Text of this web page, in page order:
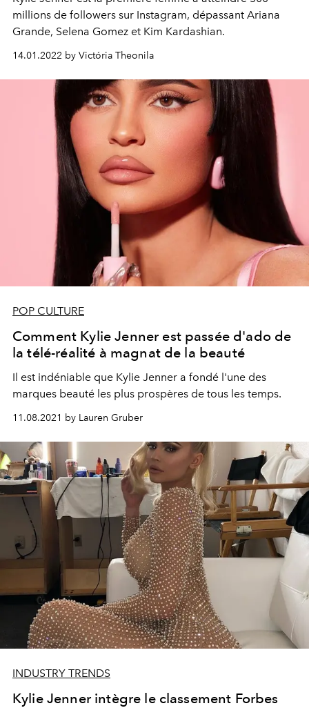
millions de followers sur Instagram, dépassant Ariana
Grande, Selena Gomez et Kim Kardashian.
14.01.2022 by Victória Theonila
POP CULTURE
Comment Kylie Jenner est passée d'ado de
la télé-réalité à magnat de la beauté
Il est indéniable que Kylie Jenner a fondé l'une des
marques beauté les plus prospères de tous les temps.
11.08.2021 by Lauren Gruber
INDUSTRY TRENDS
Kylie Jenner intègre le classement Forbes